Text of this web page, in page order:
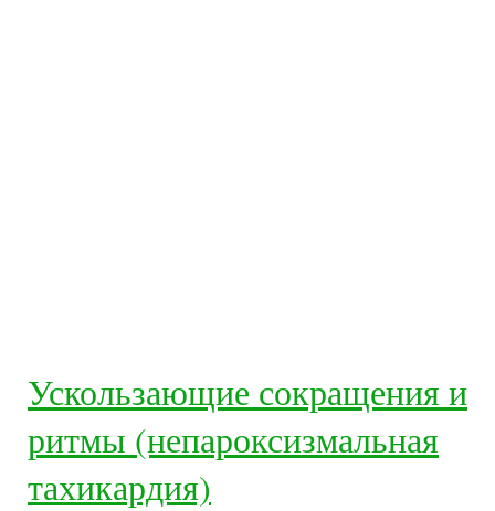
Ускользающие сокращения и
ритмы (непароксизмальная
тахикардия)